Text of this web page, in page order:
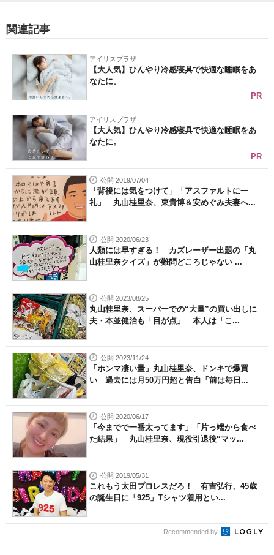
関連記事
アイリスプラザ
【大人気】ひんやり冷感寝具で快適な睡眠をあ
なたに。
PR
アイリスプラザ
【大人気】ひんやり冷感寝具で快適な睡眠をあ
なたに。
PR
公開 2019/07/04
「背後には気をつけて」「アスファルトに一
礼」 丸山桂里奈、東貴博＆安めぐみ夫妻へ...
公開 2020/06/23
人類には早すぎる！ カズレーザー出題の「丸
山桂里奈クイズ」が難問どころじゃない ...
公開 2023/08/25
丸山桂里奈、スーパーでの“大量”の買い出しに
夫・本並健治も「目が点」 本人は「こ...
公開 2023/11/24
「ホンマ凄い量」丸山桂里奈、ドンキで爆買
い 過去には月50万円超と告白「前は毎日...
公開 2020/06/17
「今までで一番太ってます」「片っ端から食べ
た結果」 丸山桂里奈、現役引退後“マッ...
公開 2019/05/31
これもう太田プロレスだろ！ 有吉弘行、45歳
の誕生日に「925」Tシャツ着用とい...
Recommended by